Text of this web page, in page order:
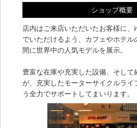
ショップ概要
店内はご来店いただいたお客様に
でいただけるよう、カフェやホテル
間に世界中の人気モデルを展示。
豊富な在庫や充実した設備、そして
が、充実したモーターサイクルライ
う全力でサポートしてまいります。